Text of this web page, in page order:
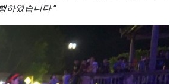
하였습니다.”